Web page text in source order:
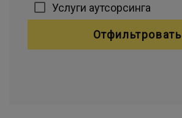
Услуги аутсорсинга
Отфильтровать